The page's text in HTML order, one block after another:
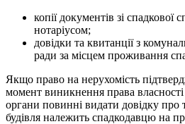
копії документів зі спадкової
нотаріусом;
довідки та квитанції з
ради за місцем проживання
Якщо право на нерухомість
момент виникнення права
органи повинні видати довідку
будівля належить спадкодавцю на